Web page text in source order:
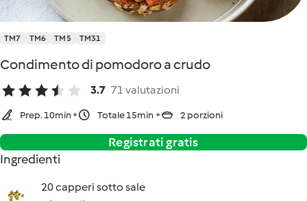
TM7 TM6 TM5 TM31
Condimento di pomodoro a crudo
3.7 71 valutazioni
Prep. 10min Totale 15min 2 porzioni
Registrati gratis
Ingredienti
20 capperi sotto sale